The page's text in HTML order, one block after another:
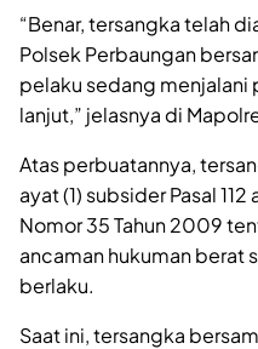
“Benar, tersangka telah
Polsek Perbaungan
pelaku sedang
lanjut,” jelasnya di
Atas perbuatannya,
ayat (1) subsider Pasal
Nomor 35 Tahun 2009
ancaman hukuman berat
berlaku.
Saat ini, tersangka